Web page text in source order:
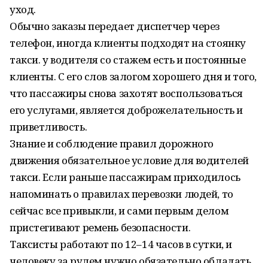
уход.
Обычно заказы передает диспетчер через
телефон, иногда клиенты подходят на стоянку
такси. у водителя со стажем есть и постоянные
клиенты. С его слов залогом хорошего дня и того,
что пассажиры снова захотят воспользоваться
его услугами, является доброжелательность и
приветливость.
Знание и соблюдение правил дорожного
движения обязательное условие для водителей
такси. Если раньше пассажирам приходилось
напоминать о правилах перевозки людей, то
сейчас все привыкли, и сами первым делом
пристегивают ремень безопасности.
Таксисты работают по 12–14 часов в сутки, и